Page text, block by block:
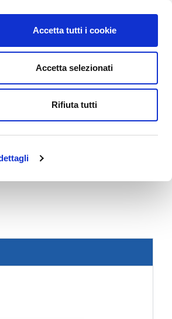
Accetta tutti i cookie
Accetta selezionati
Rifiuta tutti
ACCEDI E CONTATTACI